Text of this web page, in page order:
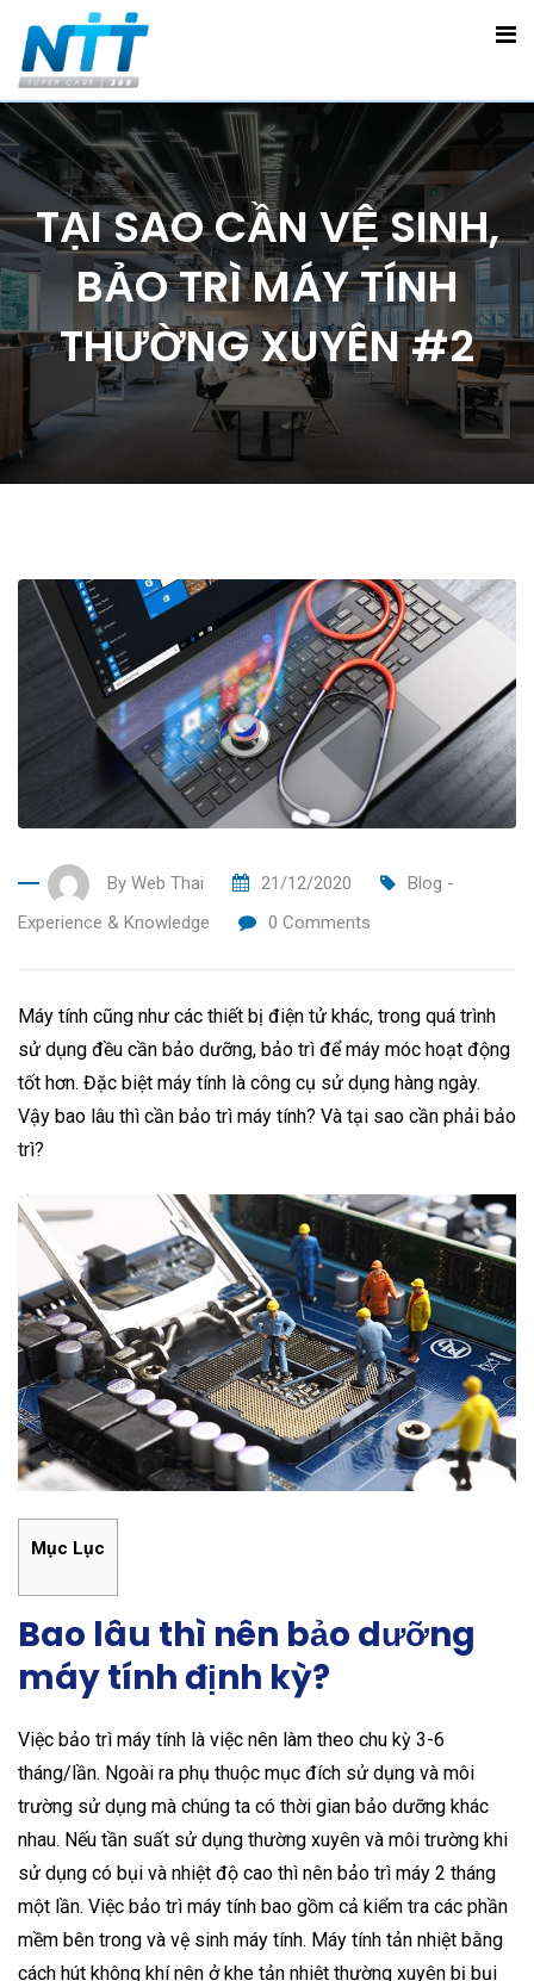
TẠI SAO CẦN VỆ SINH,
BẢO TRÌ MÁY TÍNH
THƯỜNG XUYÊN #2
By Web Thai 21/12/2020
Blog -
Experience & Knowledge
0 Comments
Máy tính cũng như các thiết bị điện tử khác, trong quá trình
sử dụng đều cần bảo dưỡng, bảo trì để máy móc hoạt động
tốt hơn. Đặc biệt máy tính là công cụ sử dụng hàng ngày.
Vậy bao lâu thì cần bảo trì máy tính? Và tại sao cần phải bảo
trì?
Mục Lục
Bao lâu thì nên bảo dưỡng
máy tính định kỳ?
Việc bảo trì máy tính là việc nên làm theo chu kỳ 3-6
tháng/lần. Ngoài ra phụ thuộc mục đích sử dụng và môi
trường sử dụng mà chúng ta có thời gian bảo dưỡng khác
nhau. Nếu tần suất sử dụng thường xuyên và môi trường khi
sử dụng có bụi và nhiệt độ cao thì nên bảo trì máy 2 tháng
một lần. Việc bảo trì máy tính bao gồm cả kiểm tra các phần
mềm bên trong và vệ sinh máy tính. Máy tính tản nhiệt bằng
cách hút không khí nên ở khe tản nhiệt thường xuyên bị bụi